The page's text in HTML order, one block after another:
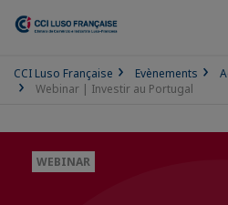
CCI Luso Française Evènements
Webinar | Investir au Portugal
WEBINAR